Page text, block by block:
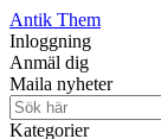
Antik Them
Inloggning
Anmäl dig
Maila nyheter
Kategorier